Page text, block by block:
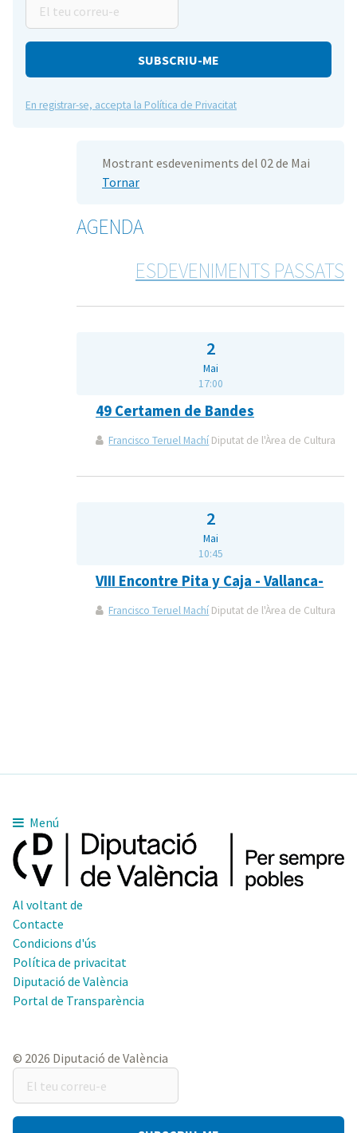
teu
correu-
En registrar-se, accepta la Política de Privacitat
Mostrant esdeveniments del 02 de Mai
Tornar
AGENDA
ESDEVENIMENTS PASSATS
2
Mai
17:00
49 Certamen de Bandes
Francisco Teruel Machí Diputat de l'Àrea de Cultura
2
Mai
10:45
VIII Encontre Pita y Caja - Vallanca-
Francisco Teruel Machí Diputat de l'Àrea de Cultura
Menú
Al voltant de
Contacte
Condicions d'ús
Política de privacitat
Diputació de València
Portal de Transparència
© 2026 Diputació de València
teu
correu-